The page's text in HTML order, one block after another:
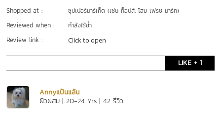
Shopped at : ซุปเปอร์มาร์เก็ต (เช่น ท็อปส์, โฮม เฟรช มาร์ท)
Reviewed when : กำลังใช้ซ้ำ
Review link : Click to open
LIKE + 1
Annyแป้นแล้น
ผิวผสม | 20-24 Yrs | 42 รีวิว